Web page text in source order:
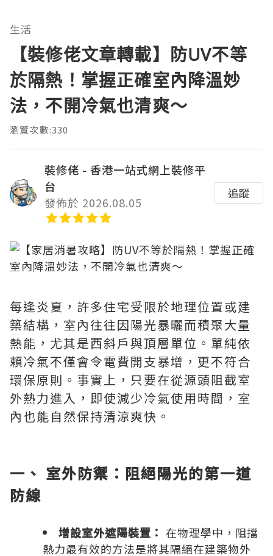
生活
【裝修佬文章轉載】防UV不等
於隔熱！掌握正確室內降溫妙
法，不開冷氣也清爽～
瀏覽次數:330
裝修佬 - 香港一站式網上裝修平
台
發佈於 2026.08.05
追蹤
每逢炎夏，許多住宅受限於地理位置或建
築結構，室內往往因陽光暴曬而積聚大量
熱能，尤其是西斜戶與頂層單位。單純依
賴冷氣不僅會令電費開支暴增，更不符合
環保原則。事實上，只要在從源頭阻截室
外熱力進入，即使減少冷氣使用時間，室
內也能自然保持清涼爽快。
一、 室外防禦：阻絕陽光的第一道
防線
增設室外遮陽裝置： 在物理學中，阻擋
熱力最有效的方法是將其隔絕在建築物外